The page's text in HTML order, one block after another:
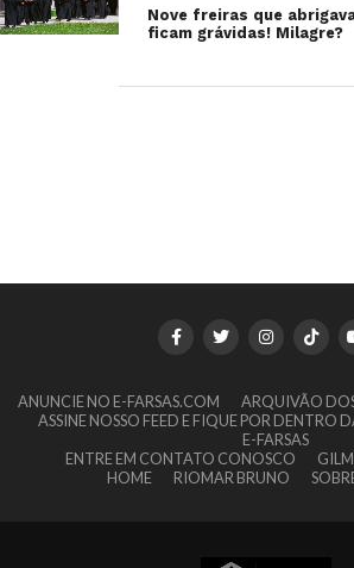
Nove freiras que
ficam grávidas! Milagre?
ANUNCIE NO E-FARSAS.COM ARQUIVÃO
ASSINE NOSSO FEED E FIQUE POR DENTRO
E-FARSAS
ENTRE EM CONTATO CONOSCO
HOME
RIOMAR BRUNO